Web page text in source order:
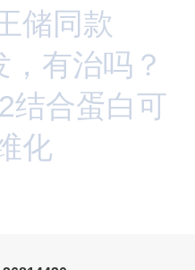
储同款
，有治吗？
结合蛋白可
化